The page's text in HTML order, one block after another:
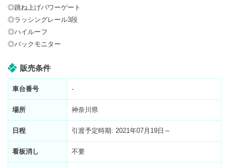
◎跳ね上げパワーゲート
◎ラッシングレール3段
◎ハイルーフ
◎バックモニター
販売条件
車台番号 -
場所 神奈川県
日程 引渡予定時期: 2021年07月19日～
看板消し 不要